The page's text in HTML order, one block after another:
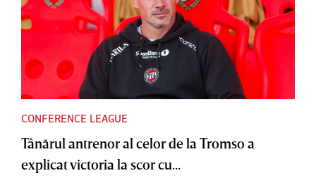
CONFERENCE LEAGUE
Tânărul antrenor al celor de la Tromso a
explicat victoria la scor cu...